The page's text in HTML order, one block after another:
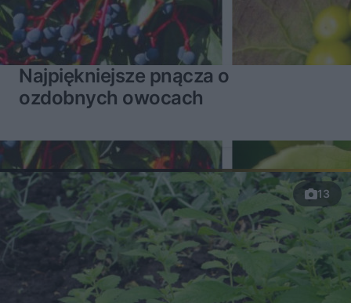
Najpiękniejsze pnącza o
ozdobnych owocach
13